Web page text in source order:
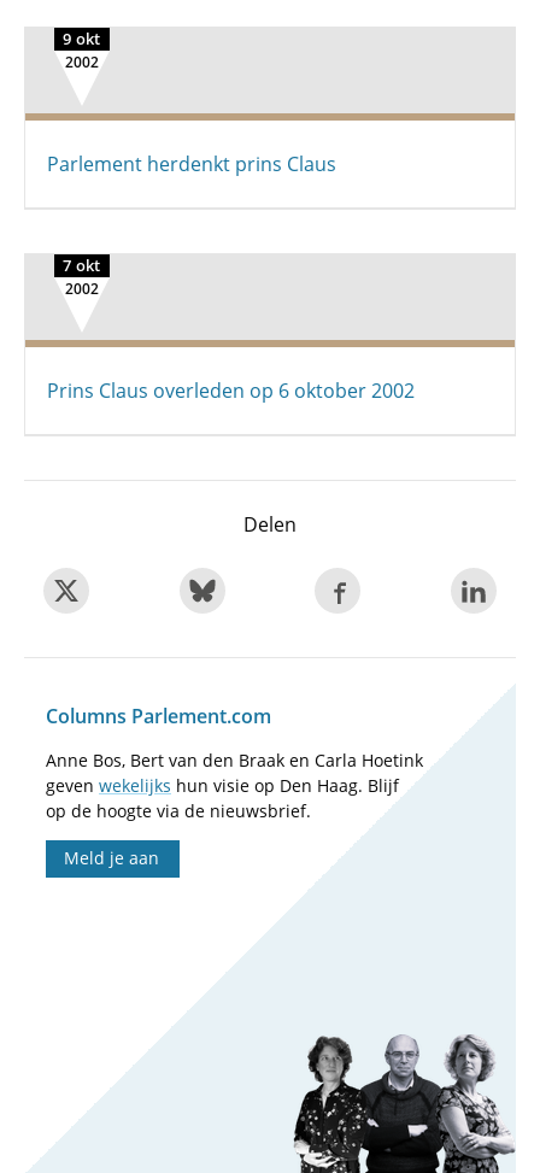
9 okt
2002
Parlement herdenkt prins Claus
7 okt
2002
Prins Claus overleden op 6 oktober 2002
Delen
Columns Parlement.com
Anne Bos, Bert van den Braak en Carla Hoetink
geven wekelijks hun visie op Den Haag. Blijf
op de hoogte via de nieuwsbrief.
Meld je aan